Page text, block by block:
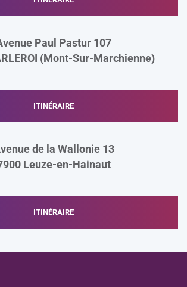
Paul Pastur 107
(Mont-Sur-Marchienne)
ITINÉRAIRE
de la Wallonie 13
Leuze-en-Hainaut
ITINÉRAIRE